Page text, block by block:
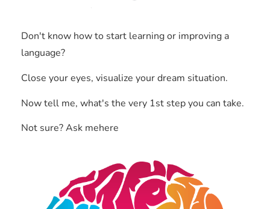
Don't know how to start learning or improving a
language?
Close your eyes, visualize your dream situation.
Now tell me, what's the very 1st step you can take.
Not sure? Ask mehere